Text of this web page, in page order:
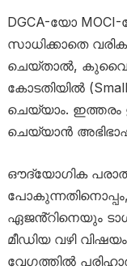
DGCA-യോ
സാധിക്കാതെ
ചെയ്താൽ,
കോടതിയിൽ
ചെയ്യാം.
ചെയ്യാൻ
ഔദ്യോഗിക
ഏജൻ്റിനെയും
മീഡിയ വഴി
വേഗത്തിൽ